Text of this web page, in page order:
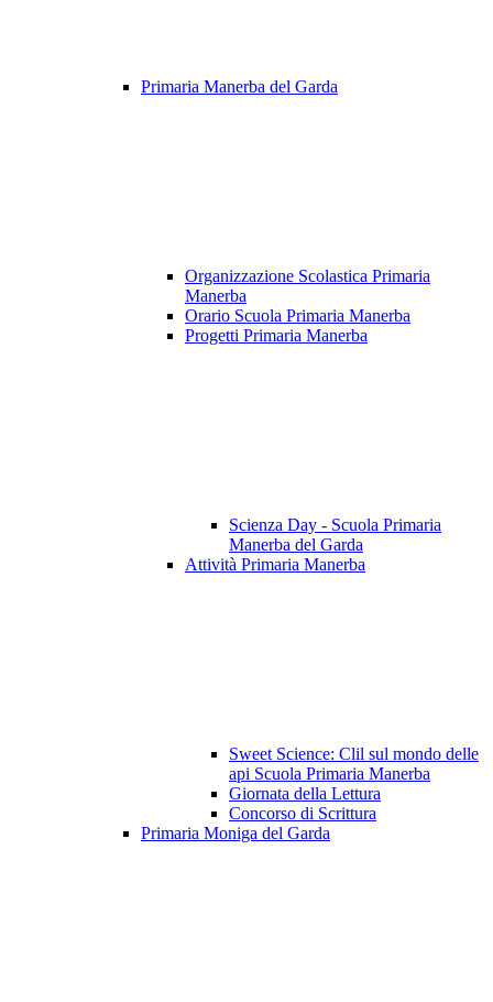
Primaria Manerba del Garda
Organizzazione Scolastica Primaria
Manerba
Orario Scuola Primaria Manerba
Progetti Primaria Manerba
Scienza Day - Scuola Primaria
Manerba del Garda
Attività Primaria Manerba
Sweet Science: Clil sul mondo delle
api Scuola Primaria Manerba
Giornata della Lettura
Concorso di Scrittura
Primaria Moniga del Garda